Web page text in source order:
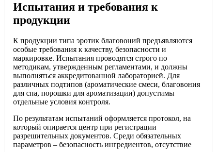
Испытания и требования к
продукции
К продукции типа эротик благовоний предъявляются
особые требования к качеству, безопасности и
маркировке. Испытания проводятся строго по
методикам, утвержденным регламентами, и должны
выполняться аккредитованной лабораторией. Для
различных подтипов (ароматические смеси, благовония
для спа, порошки для ароматизации) допустимы
отдельные условия контроля.
По результатам испытаний оформляется протокол, на
который опирается центр при регистрации
разрешительных документов. Среди обязательных
параметров – безопасность ингредиентов, отсутствие